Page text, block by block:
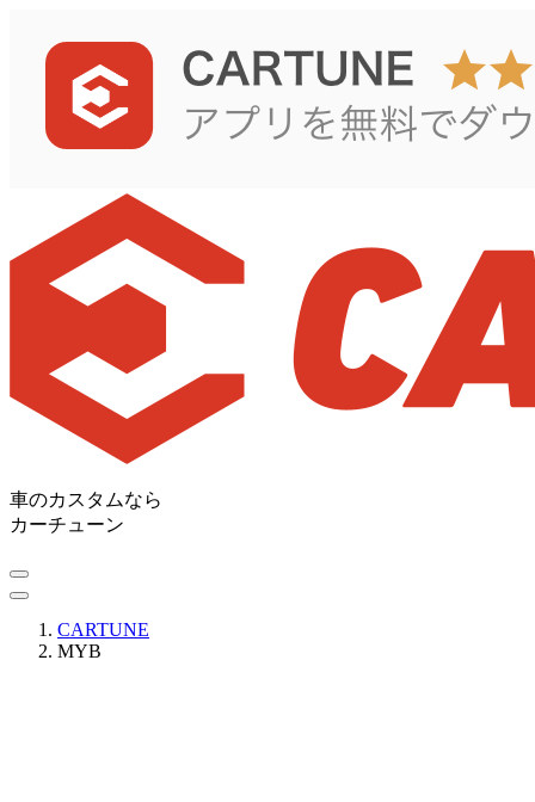
車のカスタムなら
カーチューン
CARTUNE
MYB